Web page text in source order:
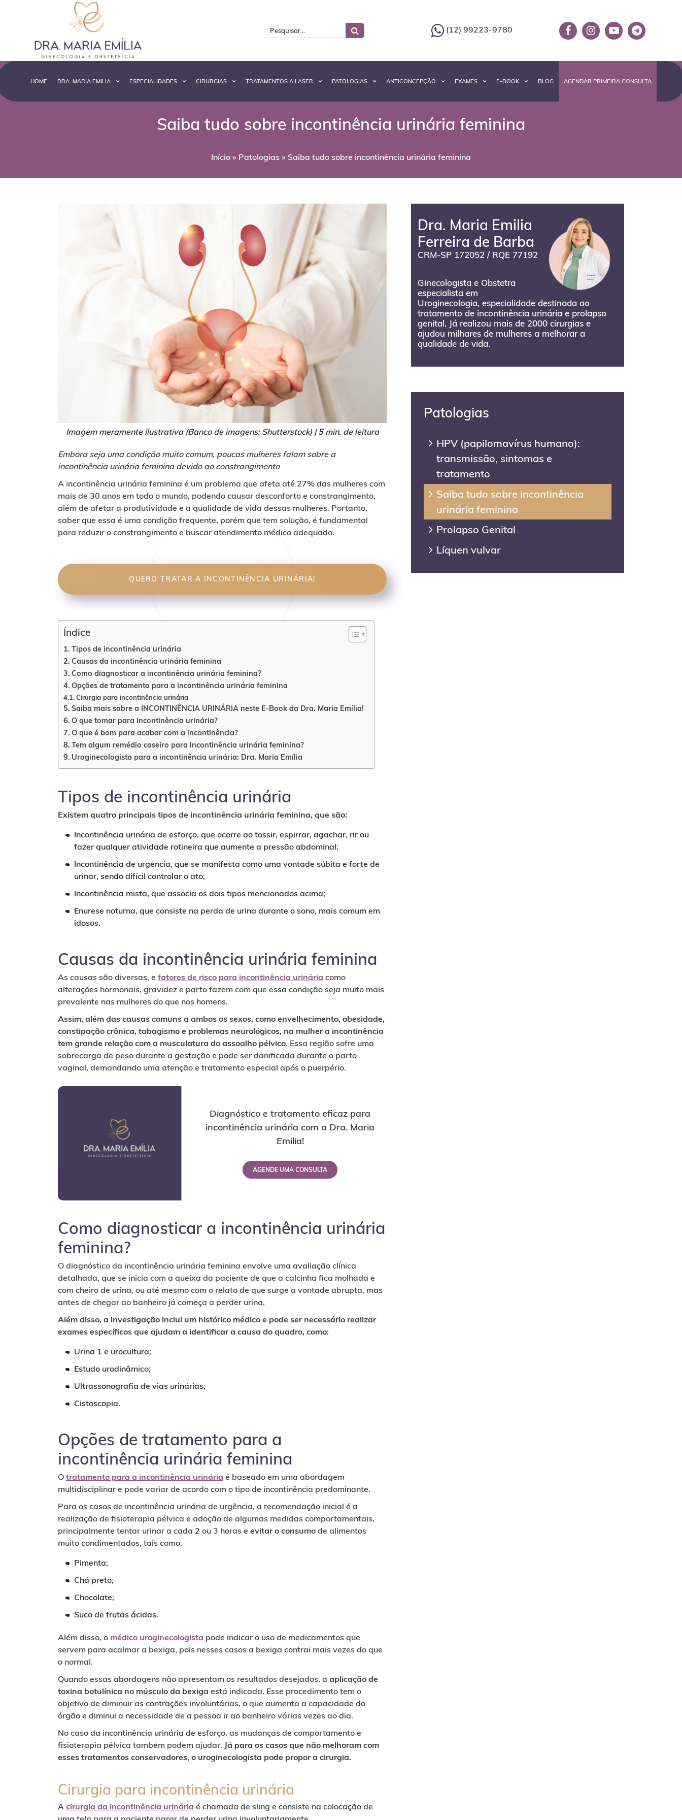
(12) 99223-9780
HOME DRA. MARIA EMILIA ESPECIALIDADES CIRURGIAS TRATAMENTOS A LASER PATOLOGIAS ANTICONCEPÇÃO EXAMES E-BOOK BLOG AGENDAR PRIMEIRA CONSULTA
Saiba tudo sobre incontinência urinária feminina
Início » Patologias » Saiba tudo sobre incontinência urinária feminina
Imagem meramente ilustrativa (Banco de imagens: Shutterstock) |5 min. de leitura
Embora seja uma condição muito comum, poucas mulheres falam sobre a
incontinência urinária feminina devido ao constrangimento
A incontinência urinária feminina é um problema que afeta até 27% das mulheres com
mais de 30 anos em todo o mundo, podendo causar desconforto e constrangimento,
além de afetar a produtividade e a qualidade de vida dessas mulheres. Portanto,
saber que essa é uma condição frequente, porém que tem solução, é fundamental
para reduzir o constrangimento e buscar atendimento médico adequado.
QUERO TRATAR A INCONTINÊNCIA URINÁRIA!
Índice
Tipos de incontinência urinária
Causas da incontinência urinária feminina
Como diagnosticar a incontinência urinária feminina?
Opções de tratamento para a incontinência urinária feminina
Cirurgia para incontinência urinária
Saiba mais sobre a INCONTINÊNCIA URINÁRIA neste E-Book da Dra. Maria Emília!
O que tomar para incontinência urinária?
O que é bom para acabar com a incontinência?
Tem algum remédio caseiro para incontinência urinária feminina?
Uroginecologista para a incontinência urinária: Dra. Maria Emília
Tipos de incontinência urinária
Existem quatro principais tipos de incontinência urinária feminina, que são:
Incontinência urinária de esforço, que ocorre ao tossir, espirrar, agachar, rir ou
fazer qualquer atividade rotineira que aumente a pressão abdominal;
Incontinência de urgência, que se manifesta como uma vontade súbita e forte de
urinar, sendo difícil controlar o ato;
Incontinência mista, que associa os dois tipos mencionados acima;
Enurese noturna, que consiste na perda de urina durante o sono, mais comum em
idosos.
Causas da incontinência urinária feminina
As causas são diversas, e fatores de risco para incontinência urinária como
alterações hormonais, gravidez e parto fazem com que essa condição seja muito mais
prevalente nas mulheres do que nos homens.
Assim, além das causas comuns a ambos os sexos, como envelhecimento, obesidade,
constipação crônica, tabagismo e problemas neurológicos, na mulher a incontinência
tem grande relação com a musculatura do assoalho pélvico. Essa região sofre uma
sobrecarga de peso durante a gestação e pode ser danificada durante o parto
vaginal, demandando uma atenção e tratamento especial após o puerpério.
Diagnóstico e tratamento eficaz para
incontinência urinária com a Dra. Maria
Emilia!
AGENDE UMA CONSULTA
Como diagnosticar a incontinência urinária
feminina?
O diagnóstico da incontinência urinária feminina envolve uma avaliação clínica
detalhada, que se inicia com a queixa da paciente de que a calcinha fica molhada e
com cheiro de urina, ou até mesmo com o relato de que surge a vontade abrupta, mas
antes de chegar ao banheiro já começa a perder urina.
Além disso, a investigação inclui um histórico médico e pode ser necessário realizar
exames específicos que ajudam a identificar a causa do quadro, como:
Urina 1 e urocultura;
Estudo urodinâmico;
Ultrassonografia de vias urinárias;
Cistoscopia.
Opções de tratamento para a
incontinência urinária feminina
O tratamento para a incontinência urinária é baseado em uma abordagem
multidisciplinar e pode variar de acordo com o tipo de incontinência predominante.
Para os casos de incontinência urinária de urgência, a recomendação inicial é a
realização de fisioterapia pélvica e adoção de algumas medidas comportamentais,
principalmente tentar urinar a cada 2 ou 3 horas e evitar o consumo de alimentos
muito condimentados, tais como:
Pimenta;
Chá preto;
Chocolate;
Suco de frutas ácidas.
Além disso, o médico uroginecologista pode indicar o uso de medicamentos que
servem para acalmar a bexiga, pois nesses casos a bexiga contrai mais vezes do que
o normal.
Quando essas abordagens não apresentam os resultados desejados, a aplicação de
toxina botulínica no músculo da bexiga está indicada. Esse procedimento tem o
objetivo de diminuir as contrações involuntárias, o que aumenta a capacidade do
órgão e diminui a necessidade de a pessoa ir ao banheiro várias vezes ao dia.
No caso da incontinência urinária de esforço, as mudanças de comportamento e
fisioterapia pélvica também podem ajudar. Já para os casos que não melhoram com
esses tratamentos conservadores, o uroginecologista pode propor a cirurgia.
Cirurgia para incontinência urinária
A cirurgia da incontinência urinária é chamada de sling e consiste na colocação de
Dra. Maria Emilia
Ferreira de Barba
CRM-SP 172052 / RQE 77192
Ginecologista e Obstetra
especialista em
Uroginecologia, especialidade destinada ao
tratamento de incontinência urinária e prolapso
genital. Já realizou mais de 2000 cirurgias e
ajudou milhares de mulheres a melhorar a
qualidade de vida.
Patologias
HPV (papilomavírus humano):
transmissão, sintomas e
tratamento
Saiba tudo sobre incontinência
urinária feminina
Prolapso Genital
Líquen vulvar